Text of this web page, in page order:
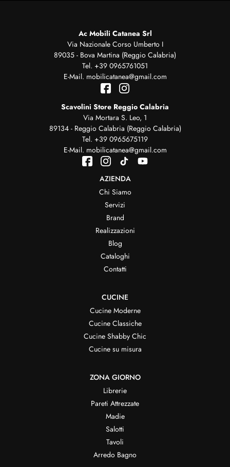
Ac Mobili Catanea Srl
Via Nazionale Corso Umberto I
89035 - Bova Martina (Reggio Calabria)
Tel. +39 0965761051
E-Mail. mobilicatanea@gmail.com
Scavolini Store Reggio Calabria
Via Mortara S. Leo, 1
89134 - Reggio Calabria (Reggio Calabria)
Tel. +39 0965675119
E-Mail. mobilicatanea@gmail.com
AZIENDA
Chi Siamo
Servizi
Brand
Realizzazioni
Blog
Cataloghi
Contatti
CUCINE
Cucine Moderne
Cucine Classiche
Cucine Shabby Chic
Cucine su misura
ZONA GIORNO
Librerie
Pareti Attrezzate
Madie
Salotti
Tavoli
Arredo Bagno